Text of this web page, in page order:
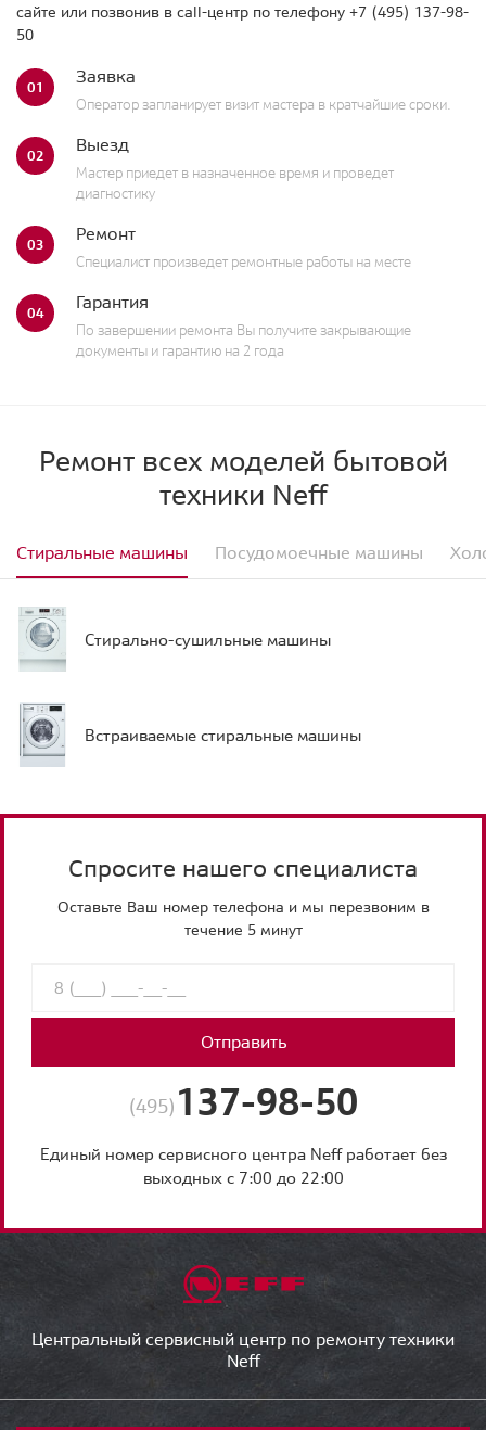
сайте или позвонив в call-центр по телефону +7 (495) 137-98-
50
01 Заявка
Оператор запланирует визит мастера в кратчайшие сроки.
02 Выезд
Мастер приедет в назначенное время и проведет
диагностику
03 Ремонт
Специалист произведет ремонтные работы на месте
04 Гарантия
По завершении ремонта Вы получите закрывающие
документы и гарантию на 2 года
Ремонт всех моделей бытовой
техники Neff
Стиральные машины Посудомоечные машины
Стирально-сушильные машины
Встраиваемые стиральные машины
Спросите нашего специалиста
Оставьте Ваш номер телефона и мы перезвоним в
течение 5 минут
Отправить
(495) 137-98-50
Единый номер сервисного центра Neff работает без
выходных с 7:00 до 22:00
Центральный сервисный центр по ремонту техники
Neff